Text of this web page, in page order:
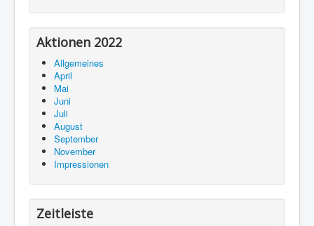
Aktionen 2022
Allgemeines
April
Mai
Juni
Juli
August
September
November
Impressionen
Zeitleiste